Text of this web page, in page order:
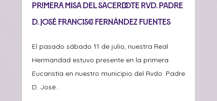
Primera misa del sacerdote Rvd. Padre
D. José Francisco Fernández Fuentes
El pasado sábado 11 de julio, nuestra Real
Hermandad estuvo presente en la primera
Eucaristía en nuestro municipio del Rvdo. Padre
D. José...